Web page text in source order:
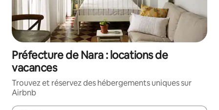
Préfecture de Nara : locations de
vacances
Trouvez et réservez des hébergements uniques sur
Airbnb